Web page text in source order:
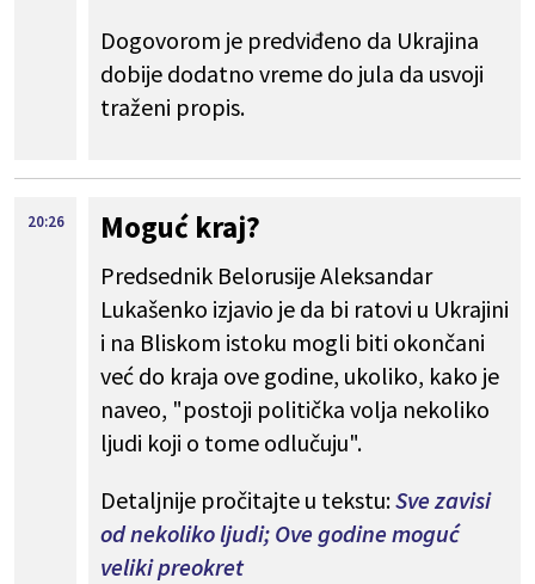
Dogovorom je predviđeno da Ukrajina
dobije dodatno vreme do jula da usvoji
traženi propis.
20:26 Moguć kraj?
Predsednik Belorusije Aleksandar
Lukašenko izjavio je da bi ratovi u Ukrajini
i na Bliskom istoku mogli biti okončani
već do kraja ove godine, ukoliko, kako je
naveo, "postoji politička volja nekoliko
ljudi koji o tome odlučuju".
Detaljnije pročitajte u tekstu:Sve zavisi
od nekoliko ljudi; Ove godine moguć
veliki preokret